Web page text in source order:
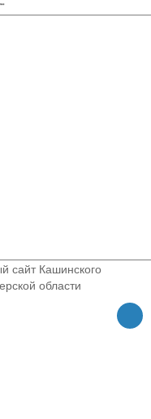
сайт Кашинского
области